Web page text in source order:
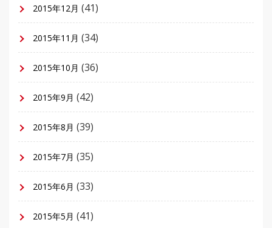
2015年12月 (41)
2015年11月 (34)
2015年10月 (36)
2015年9月 (42)
2015年8月 (39)
2015年7月 (35)
2015年6月 (33)
2015年5月 (41)